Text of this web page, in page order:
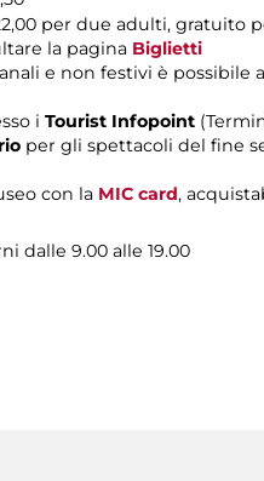
per due adulti, gratuito
la pagina Biglietti
e non festivi è
i Tourist Infopoint
per gli spettacoli del fine
con la MIC card,
dalle 9.00 alle 19.00